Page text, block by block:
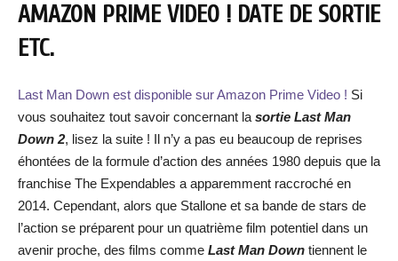
AMAZON PRIME VIDEO ! DATE DE SORTIE
ETC.
Last Man Down est disponible sur Amazon Prime Video ! Si
vous souhaitez tout savoir concernant la sortie Last Man
Down 2, lisez la suite ! Il n’y a pas eu beaucoup de reprises
éhontées de la formule d’action des années 1980 depuis que la
franchise The Expendables a apparemment raccroché en
2014. Cependant, alors que Stallone et sa bande de stars de
l’action se préparent pour un quatrième film potentiel dans un
avenir proche, des films comme Last Man Down tiennent le